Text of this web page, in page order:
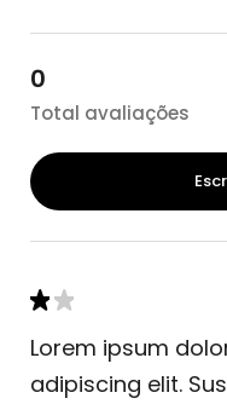
0
Total avaliações
Lorem ipsum
adipiscing elit.